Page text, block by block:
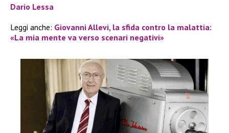
Dario Lessa
Leggi anche: Giovanni Allevi, la sfida contro la malattia:
«La mia mente va verso scenari negativi»